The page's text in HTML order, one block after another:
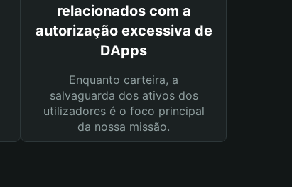
relacionados com a
autorização excessiva de
DApps
Enquanto carteira, a
salvaguarda dos ativos dos
utilizadores é o foco principal
da nossa missão.